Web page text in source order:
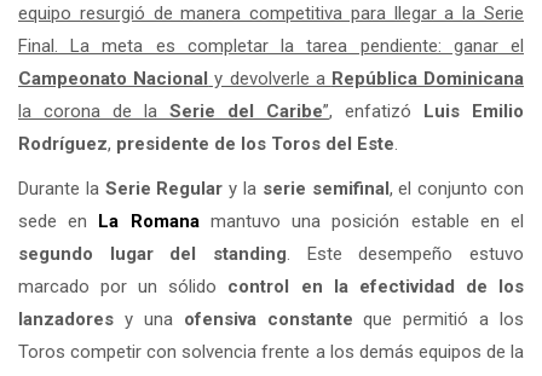
equipo resurgió de manera competitiva para llegar a la Serie
Final. La meta es completar la tarea pendiente: ganar el
Campeonato Nacional y devolverle a República Dominicana
la corona de la Serie del Caribe”, enfatizó Luis Emilio
Rodríguez, presidente de los Toros del Este.
Durante la Serie Regular y la serie semifinal, el conjunto con
sede en La Romanamantuvo una posición estable en el
segundo lugar del standing. Este desempeño estuvo
marcado por un sólido control en la efectividad de los
lanzadores y una ofensiva constante que permitió a los
Toros competir con solvencia frente a los demás equipos de la